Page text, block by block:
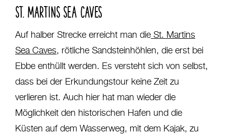
ST. MARTINS SEA CAVES
Auf halber Strecke erreicht man die St. Martins
Sea Caves, rötliche Sandsteinhöhlen, die erst bei
Ebbe enthüllt werden. Es versteht sich von selbst,
dass bei der Erkundungstour keine Zeit zu
verlieren ist. Auch hier hat man wieder die
Möglichkeit den historischen Hafen und die
Küsten auf dem Wasserweg, mit dem Kajak, zu